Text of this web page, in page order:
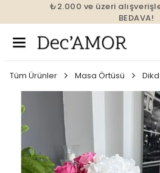
₺2.000 ve üzeri
BEDAVA!
Tüm Ürünler Masa Örtüsü